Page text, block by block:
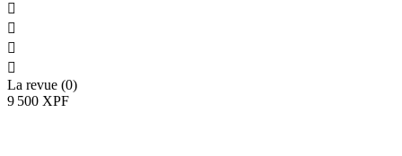




La revue (0)
9 500 XPF